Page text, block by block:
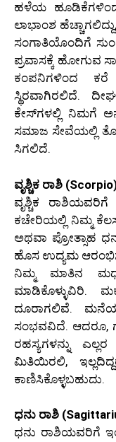
ಹಳೆಯ ಹೂಡಿಕೆಗಳಿಂದ
ಲಾಭಾಂಶ
ಸಂಗಾತಿಯೊಂದಿಗೆ
ಪ್ರವಾಸಕ್ಕೆ ಹೋಗುವ
ಕಂಪನಿಗಳಿಂದ ಕರೆ
ಸ್ಥಿರವಾಗಿರಲಿದೆ.
ಕೇಸ್‌ಗಳಲ್ಲಿ ನಿಮಗೆ
ಸಮಾಜ ಸೇವೆಯಲ್ಲಿ
ಸಿಗಲಿದೆ.
ವೃಶ್ಚಿಕ ರಾಶಿ
ವೃಶ್ಚಿಕ
ಕಚೇರಿಯಲ್ಲಿ ನಿಮ್ಮ
ಅಥವಾ ಪ್ರೋತ್ಸಾಹ
ಹೊಸ ಉದ್ಯಮ
ನಿಮ್ಮ ಮಾತಿನ
ಮಾಡಿಕೊಳ್ಳುವಿರಿ.
ದೂರಾಗಲಿವೆ.
ಸಂಭವವಿದೆ. ಆದರೂ,
ರಹಸ್ಯಗಳನ್ನು
ಮಿತಿಯಿರಲಿ,
ಕಾಣಿಸಿಕೊಳ್ಳಬಹುದು.
ಧನು ರಾಶಿ
ಧನು ರಾಶಿಯವರಿಗೆ